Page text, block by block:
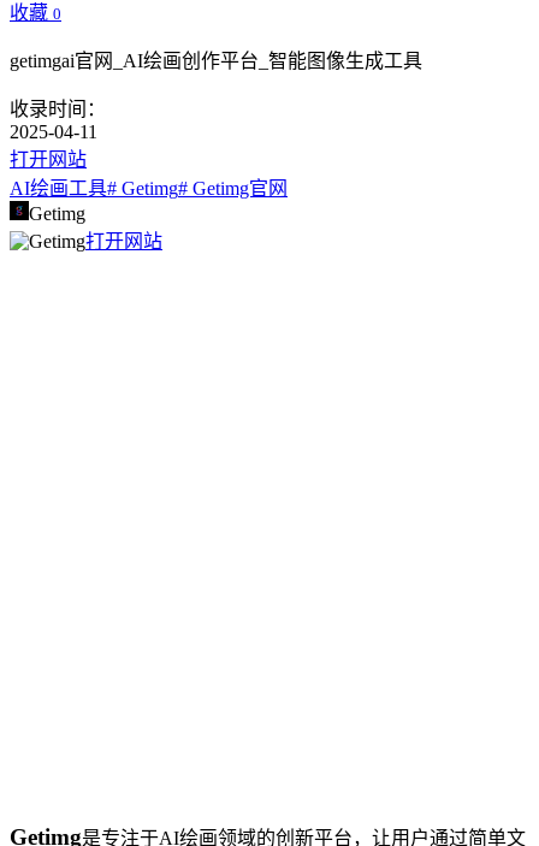
收藏 0
getimgai官网_AI绘画创作平台_智能图像生成工具
收录时间：
2025-04-11
打开网站
AI绘画工具# Getimg# Getimg官网
Getimg
打开网站
Getimg是专注于AI绘画领域的创新平台，让用户通过简单文